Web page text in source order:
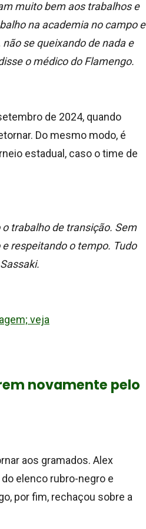
muito bem aos trabalhos e
na academia no campo e
se queixando de nada e
o médico do Flamengo.
de 2024, quando
Do mesmo modo, é
estadual, caso o time de
trabalho de transição. Sem
respeitando o tempo. Tudo
veja
novamente pelo
aos gramados. Alex
elenco rubro-negro e
por fim, rechaçou sobre a